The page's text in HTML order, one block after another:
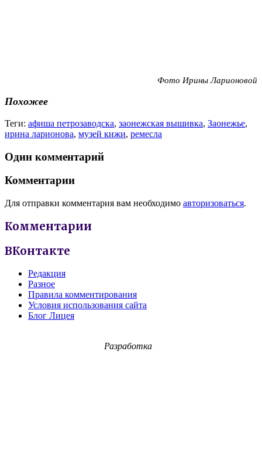
Фото Ирины Ларионовой
Похожее
Теги: афиша петрозаводска, заонежская вышивка, Заонежье,
ирина ларионова, музей кижи, ремесла
Один комментарий
Комментарии
Для отправки комментария вам необходимо авторизоваться.
Комментарии
ВКонтакте
Редакция
Разное
Правила комментирования
Условия использования сайта
Блог Лицея
Разработка